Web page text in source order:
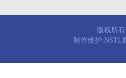
版权所
制作维护:NSTL